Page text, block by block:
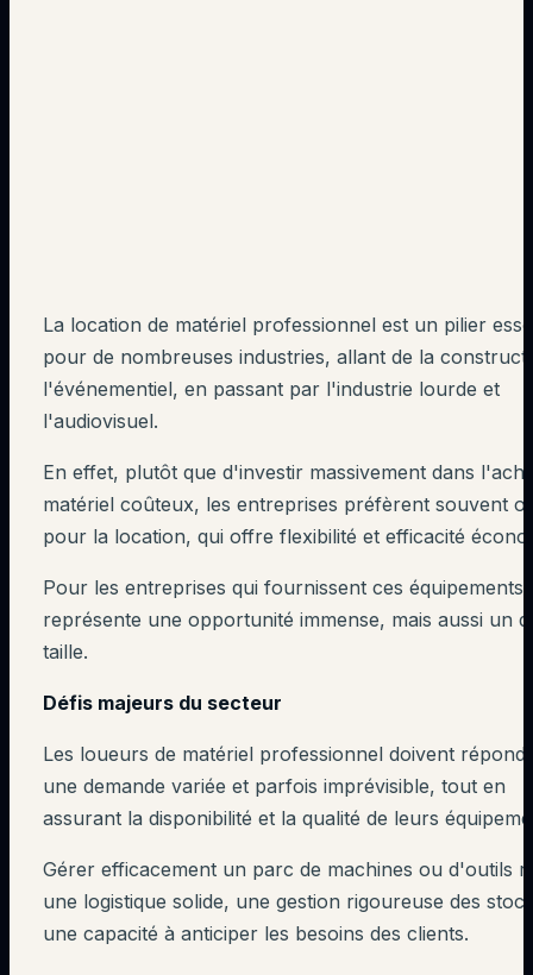
La location de matériel professionnel est un pilier
pour de nombreuses industries, allant de la
l'événementiel, en passant par l'industrie lourde et
l'audiovisuel.
En effet, plutôt que d'investir massivement dans
matériel coûteux, les entreprises préfèrent souvent
pour la location, qui offre flexibilité et efficacité
Pour les entreprises qui fournissent ces
représente une opportunité immense, mais aussi un
taille.
Défis majeurs du secteur
Les loueurs de matériel professionnel doivent
une demande variée et parfois imprévisible, tout en
assurant la disponibilité et la qualité de leurs
Gérer efficacement un parc de machines ou d'outils
une logistique solide, une gestion rigoureuse des
une capacité à anticiper les besoins des clients.